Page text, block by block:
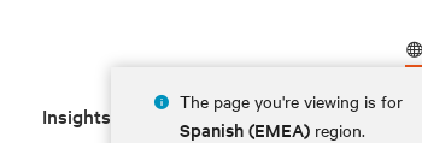
The page you're viewing is for
Spanish (EMEA) region.
Insights Acerca de las